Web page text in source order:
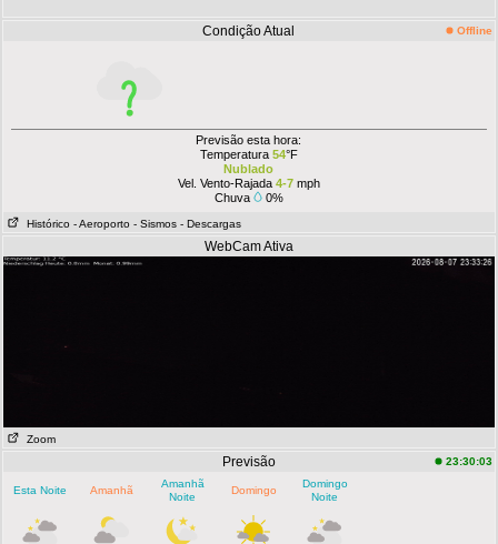
Condição Atual Offline
Previsão esta hora:
Temperatura 54°F
Nublado
Vel. Vento-Rajada 4-7mph
Chuva
0%
Histórico - Aeroporto - Sismos - Descargas
WebCam Ativa
Zoom
Previsão 23:30:03
Esta Noite Amanhã
Amanhã
Noite
Domingo
Domingo
Noite